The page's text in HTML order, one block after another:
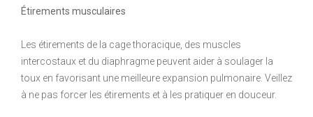
Étirements musculaires
Les étirements de la cage thoracique, des muscles
intercostaux et du diaphragme peuvent aider à soulager la
toux en favorisant une meilleure expansion pulmonaire. Veillez
à ne pas forcer les étirements et à les pratiquer en douceur.